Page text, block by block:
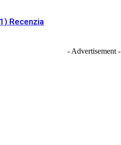
Recenzia
- Advertisement -